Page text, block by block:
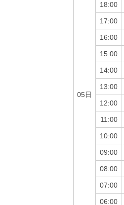
05日
18:00
17:00
16:00
15:00
14:00
13:00
12:00
11:00
10:00
09:00
08:00
07:00
06:00